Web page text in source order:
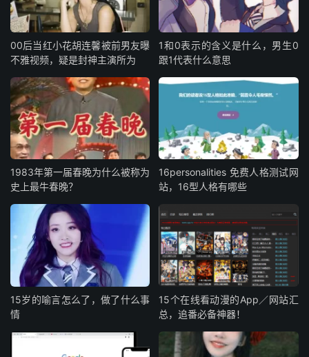
00后当红小花胡连馨被前男友曝
不雅视频，疑是封神主演所为
1和0表示的含义是什么，男生0
跟1代表什么意思
1983年第一届春晚为什么被称为
史上最牛春晚？
16personalities 免费人格测试网
站，16型人格有哪些
15岁的喻言怎么了，做了什么事
情
15个在线看动漫的App／网站汇
总，追番必备神器！